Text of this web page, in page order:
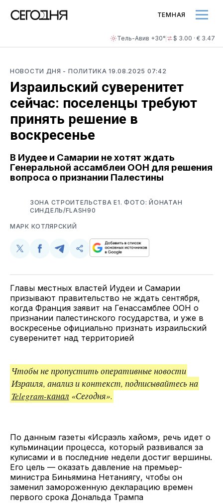
Тель-Авив +30° $ 3.00 · € 3.47
ТЕМНАЯ
НОВОСТИ ДНЯ - ПОЛИТИКА19.08.2025 07:42
Израильский суверенитет
сейчас: поселенцы требуют
принять решение в
воскресенье
В Иудее и Самарии не хотят ждать
Генеральной ассамблеи ООН для решения
вопроса о признании Палестины
ЗОНА СТРОИТЕЛЬСТВА E1. ФОТО: ЙОНАТАН
СИНДЕЛЬ/FLASH90
МАРК КОТЛЯРСКИЙ
Поделиться
Twitter
Поделиться
Facebook
Поделиться
Telegram
Скопируйте
поделитесь
ссылкой
Главы местных властей Иудеи и Самарии
призывают правительство не ждать сентября,
когда Франция заявит на Генассамблее ООН о
признании палестинского государства, и уже в
воскресенье официально признать израильский
суверенитет над территорией
Чтобы не пропустить оперативные новости
Израиля, анализ и контекст, подписывайтесь на
Telegram-канал «Сегодня».
По данным газеты «Исраэль хайом», речь идет о
кульминации процесса, который развивался за
кулисами и в последние недели достиг вершины.
Его цель — оказать давление на премьер-
министра Биньямина Нетаниягу, чтобы он
заменил замороженную декларацию времен
первого срока Дональда Трампа